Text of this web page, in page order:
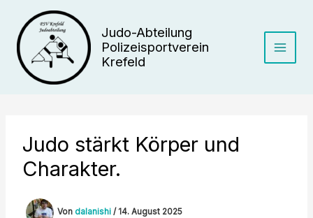
Inhalt
springen
Judo-Abteilung
Polizeisportverein
Krefeld
Judo stärkt Körper und
Charakter.
Von dalanishi / 14. August 2025